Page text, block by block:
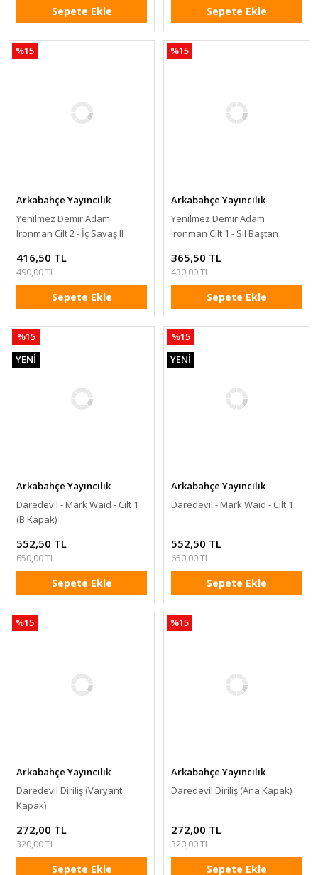
Sepete Ekle Sepete Ekle
%15
Arkabahçe Yayıncılık
Yenilmez Demir Adam
Ironman Cilt 2 - İç Savaş II
416,50 TL
490,00 TL
Sepete Ekle
%15
Arkabahçe Yayıncılık
Yenilmez Demir Adam
Ironman Cilt 1 - Sil Baştan
365,50 TL
430,00 TL
Sepete Ekle
%15
YENİ
Arkabahçe Yayıncılık
Daredevil - Mark Waid - Cilt 1
(B Kapak)
552,50 TL
650,00 TL
Sepete Ekle
%15
YENİ
Arkabahçe Yayıncılık
Daredevil - Mark Waid - Cilt 1
552,50 TL
650,00 TL
Sepete Ekle
%15
Arkabahçe Yayıncılık
Daredevil Diriliş (Varyant
Kapak)
272,00 TL
320,00 TL
Sepete Ekle
%15
Arkabahçe Yayıncılık
Daredevil Diriliş (Ana Kapak)
272,00 TL
320,00 TL
Sepete Ekle